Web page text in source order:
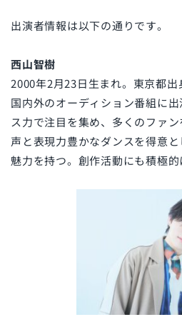
出演者情報は以下の通りです。
西山智樹
2000年2月23日生まれ。東京都出
国内外のオーディション番組に
ス力で注目を集め、多くのファ
声と表現力豊かなダンスを得意
魅力を持つ。創作活動にも積極的